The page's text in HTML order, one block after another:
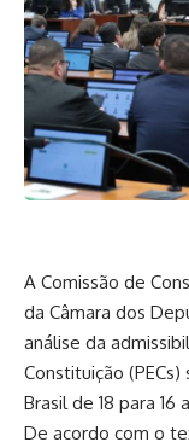
A Comissão de
da Câmara dos
análise da
Constituição
Brasil de 18 para 16
De acordo com o